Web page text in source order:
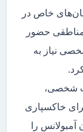
خاص در
حضور
نیاز به
شخصی،
خاکسپاری
را